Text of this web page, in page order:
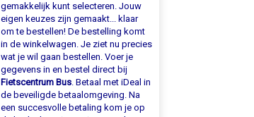
gemakkelijk kunt selecteren. Jouw
eigen keuzes zijn gemaakt... klaar
om te bestellen! De bestelling komt
in de winkelwagen. Je ziet nu precies
wat je wil gaan bestellen. Voer je
gegevens in en bestel direct bij
Fietscentrum Bus. Betaal met iDeal in
de beveiligde betaalomgeving. Na
een succesvolle betaling kom je op